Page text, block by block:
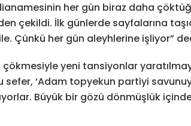
her gün biraz daha
çekildi. İlk günlerde sayfalarına
Çünkü her gün aleyhlerine işliyor”
çökmesiyle yeni tansiyonlar
sefer, ‘Adam topyekun partiyi
Büyük bir gözü dönmüşlük